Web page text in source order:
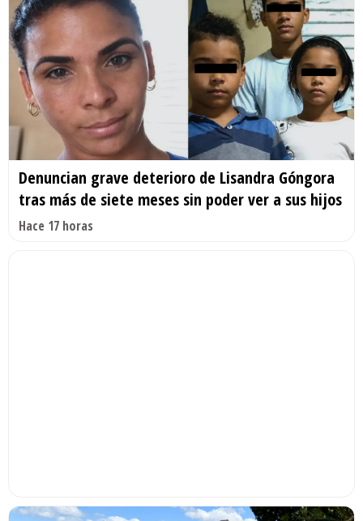
Denuncian grave deterioro de Lisandra Góngora
tras más de siete meses sin poder ver a sus hijos
Hace 17 horas